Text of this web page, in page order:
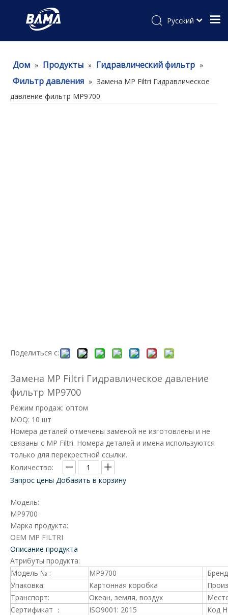
Pусский
Дом » Продукты » Гидравлический фильтр »
Фильтр давления » Замена MP Filtri Гидравлическое
давление фильтр MP9700
Поделиться с:
Замена MP Filtri Гидравлическое давление
фильтр MP9700
Режим продаж: оптом
MOQ: 10 шт
Номера деталей отмечены заменой не изготовлены и не
связаны с MP Filtri. Номера деталей и имена используются
только для перекрестной ссылки.
Количество:
Запрос цены Добавить в корзину
Модель:
MP9700
Марка продукта:
OEM MP FILTRI
Описание продукта
Атрибуты продукта:
Модель № :
MP9700
Упаковка:
Картонная коробка
Транспорт:
Океан, земля, воздух
Сертификат ：
ISO9001: 2015
Код